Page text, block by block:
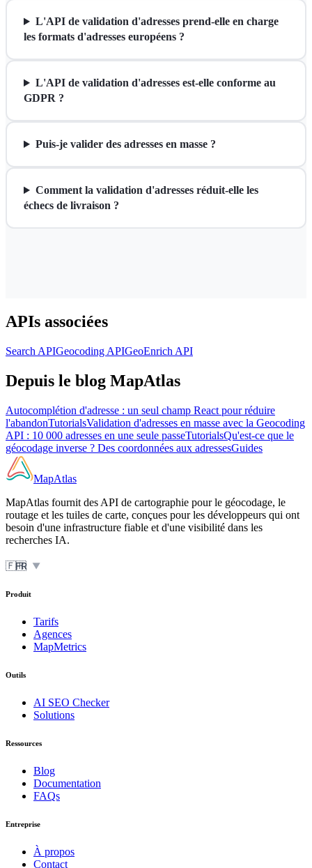
L'API de validation d'adresses prend-elle en charge
les formats d'adresses européens ?
L'API de validation d'adresses est-elle conforme au
GDPR ?
Puis-je valider des adresses en masse ?
Comment la validation d'adresses réduit-elle les
échecs de livraison ?
APIs associées
Search APIGeocoding APIGeoEnrich API
Depuis le blog MapAtlas
Autocomplétion d'adresse : un seul champ React pour réduire
l'abandonTutorialsValidation d'adresses en masse avec la Geocoding
API : 10 000 adresses en une seule passeTutorialsQu'est-ce que le
géocodage inverse ? Des coordonnées aux adressesGuides
MapAtlas
MapAtlas fournit des API de cartographie pour le géocodage, le
routage et les tuiles de carte, conçues pour les développeurs qui ont
besoin d'une infrastructure fiable et d'une visibilité dans les
recherches IA.
🇫🇷
FR ▼
Produit
Tarifs
Agences
MapMetrics
Outils
AI SEO Checker
Solutions
Ressources
Blog
Documentation
FAQs
Entreprise
À propos
Contact